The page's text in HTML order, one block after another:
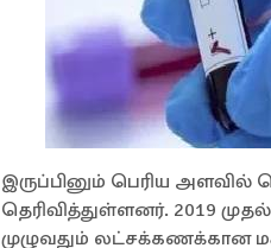
இருப்பினும் பெரிய
தெரிவித்துள்ளனர். 2019
முழுவதும் லட்சக்கணக்கான